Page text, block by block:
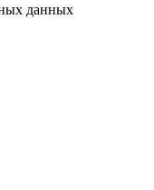
данных